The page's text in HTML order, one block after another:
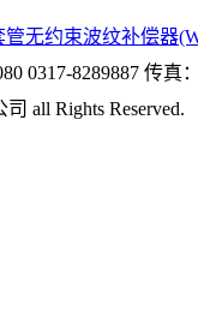
管无约束波纹补偿器
0317-8289887 传真
all Rights Reserved.